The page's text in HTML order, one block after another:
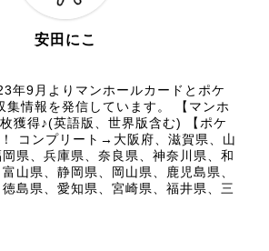
安田にこ
年9月よりマンホールカードとポケ
集情報を発信しています。 【マンホ
獲得♪(英語版、世界版含む) 【ポケ
コンプリート→大阪府、滋賀県、山
県、兵庫県、奈良県、神奈川県、和
山県、静岡県、岡山県、鹿児島県、
島県、愛知県、宮崎県、福井県、三